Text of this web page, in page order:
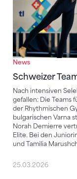
News
Schweizer
Nach intensiven
gefallen: Die Teams
der Rhythmischen
bulgarischen Varna
Norah Demierre
Elite. Bei den
und Tamilia
25.03.2026